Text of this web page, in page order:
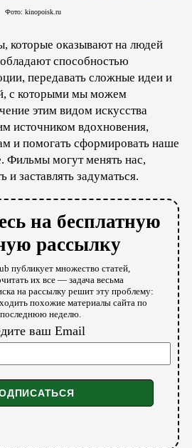
Фото: kinopoisk.ru
которые оказывают на людей
способностью
передавать сложные идеи и
с которыми мы можем
этим видом искусства
источником вдохновения,
и помогать сформировать наше
Фильмы могут менять нас,
и заставлять задуматься.
на бесплатную
рассылку
публикует множество статей,
их все — задача весьма
на рассылку решит эту проблему:
похожие материалы сайта по
неделю.
ваш Email